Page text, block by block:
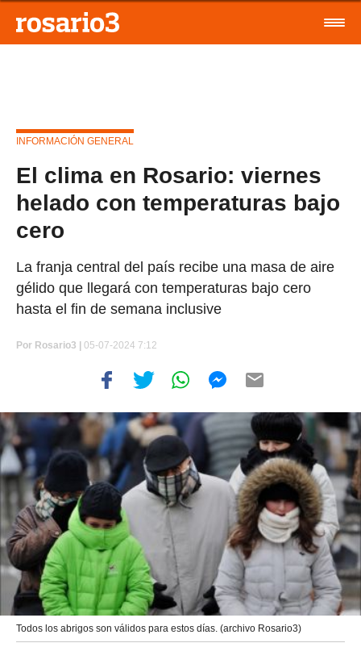
INFORMACIÓN GENERAL
El clima en Rosario: viernes
helado con temperaturas bajo
cero
La franja central del país recibe una masa de aire
gélido que llegará con temperaturas bajo cero
hasta el fin de semana inclusive
Por Rosario3 | 05-07-2024 7:12
Todos los abrigos son válidos para estos días. (archivo Rosario3)